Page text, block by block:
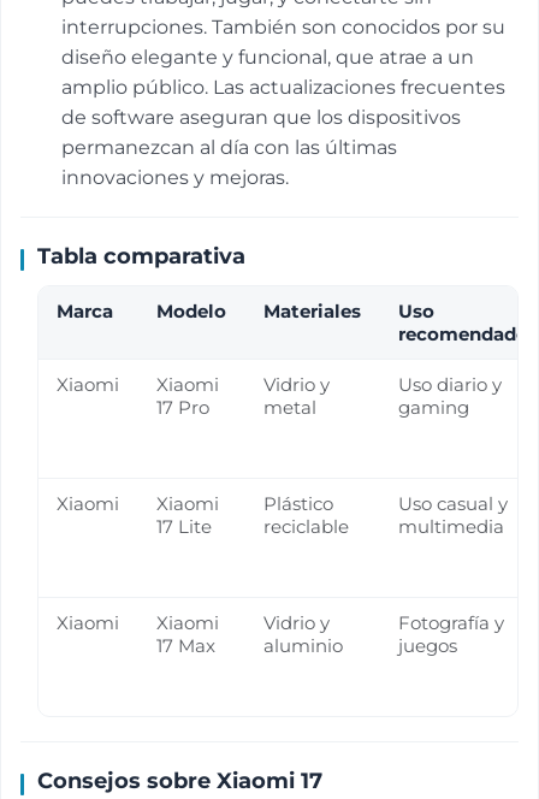
interrupciones. También son conocidos por su
diseño elegante y funcional, que atrae a un
amplio público. Las actualizaciones frecuentes
de software aseguran que los dispositivos
permanezcan al día con las últimas
innovaciones y mejoras.
Tabla comparativa
Marca Modelo Materiales
Uso
recomendado
Xiaomi
Xiaomi
17 Pro
Vidrio y
metal
Uso diario y
gaming
Xiaomi
Xiaomi
17 Lite
Plástico
reciclable
Uso casual y
multimedia
Xiaomi
Xiaomi
17 Max
Vidrio y
aluminio
Fotografía y
juegos
Consejos sobre Xiaomi 17